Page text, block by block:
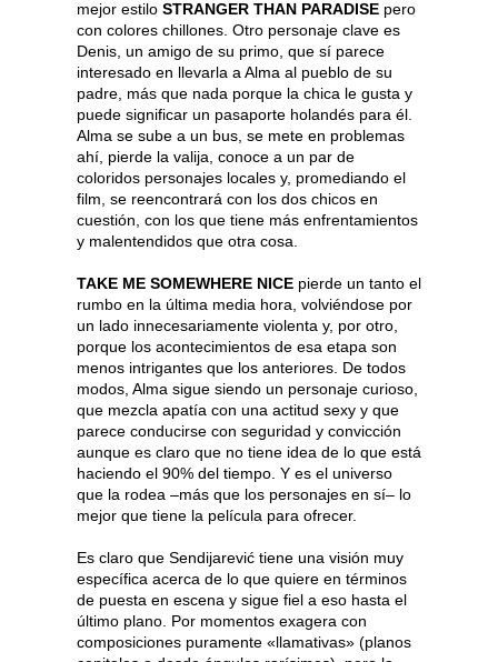
mejor estilo STRANGER THAN PARADISE pero
con colores chillones. Otro personaje clave es
Denis, un amigo de su primo, que sí parece
interesado en llevarla a Alma al pueblo de su
padre, más que nada porque la chica le gusta y
puede significar un pasaporte holandés para él.
Alma se sube a un bus, se mete en problemas
ahí, pierde la valija, conoce a un par de
coloridos personajes locales y, promediando el
film, se reencontrará con los dos chicos en
cuestión, con los que tiene más enfrentamientos
y malentendidos que otra cosa.
TAKE ME SOMEWHERE NICE pierde un tanto el
rumbo en la última media hora, volviéndose por
un lado innecesariamente violenta y, por otro,
porque los acontecimientos de esa etapa son
menos intrigantes que los anteriores. De todos
modos, Alma sigue siendo un personaje curioso,
que mezcla apatía con una actitud sexy y que
parece conducirse con seguridad y convicción
aunque es claro que no tiene idea de lo que está
haciendo el 90% del tiempo. Y es el universo
que la rodea –más que los personajes en sí– lo
mejor que tiene la película para ofrecer.
Es claro que Sendijarević tiene una visión muy
específica acerca de lo que quiere en términos
de puesta en escena y sigue fiel a eso hasta el
último plano. Por momentos exagera con
composiciones puramente «llamativas» (planos